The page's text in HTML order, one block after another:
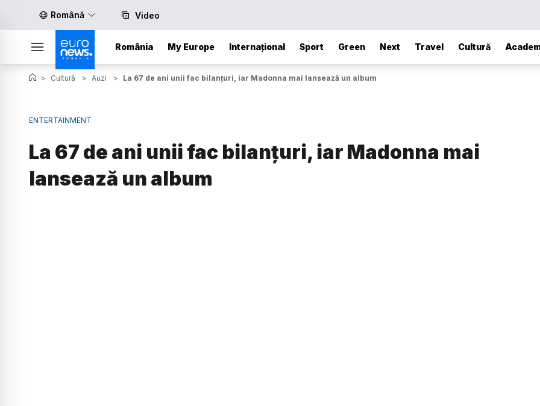
Română Video
România My Europe Internațional Sport Green Next Travel Cultură
> Cultură > Auzi > La 67 de ani unii fac bilanțuri, iar Madonna mai lansează un album
ENTERTAINMENT
La 67 de ani unii fac bilanțuri, iar Madonna mai
lansează un album